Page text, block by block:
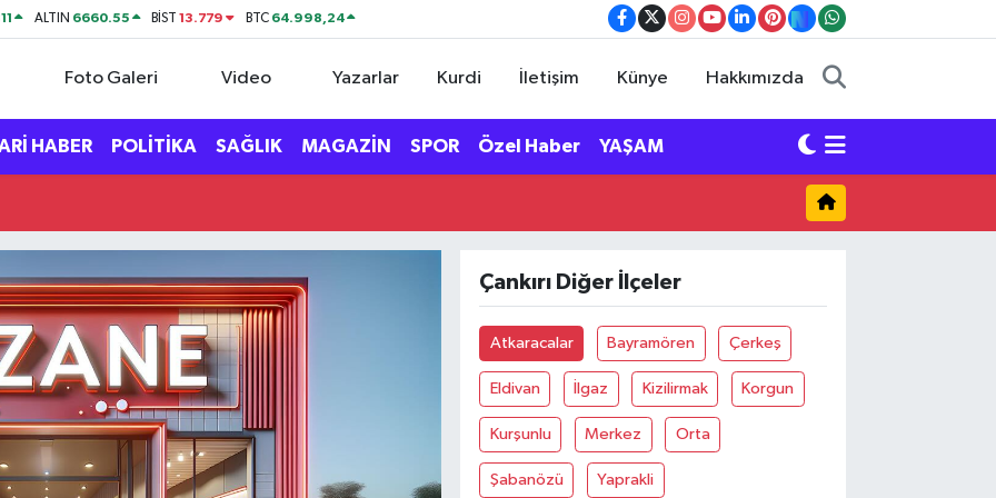
ALTIN 6660.55 BİST13.779 BTC 64.998,24
Foto Galeri Video Yazarlar Kurdi İletişim Künye Hakkımızda
HABER POLİTİKA SAĞLIK MAGAZİN SPOR Özel Haber YAŞAM
Çankırı Diğer İlçeler
Atkaracalar Bayramören Çerkeş
Eldivan İlgaz Kizilirmak Korgun
Kurşunlu Merkez Orta
Şabanözü Yaprakli